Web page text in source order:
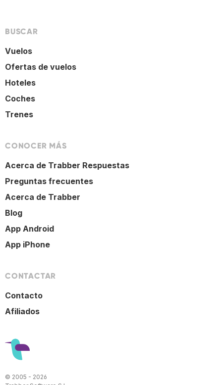
BUSCAR
Vuelos
Ofertas de vuelos
Hoteles
Coches
Trenes
CONOCER MÁS
Acerca de Trabber Respuestas
Preguntas frecuentes
Acerca de Trabber
Blog
App Android
App iPhone
CONTACTAR
Contacto
Afiliados
© 2005 - 2026